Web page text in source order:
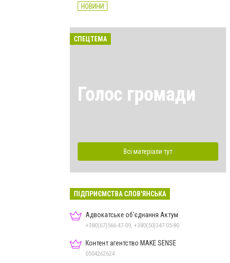
НОВИНИ
СПЕЦТЕМА
Голос громади
Всі матеріали тут
ПІДПРИЄМСТВА СЛОВ'ЯНСЬКА
Адвокатське об'єднання Актум
+380(67)566-47-09, +380(50)347-05-80
Контент агентство MAKE SENSE
0504262624